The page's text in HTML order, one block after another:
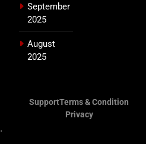
September
2025
August
2025
.
SupportTerms & Condition
Privacy